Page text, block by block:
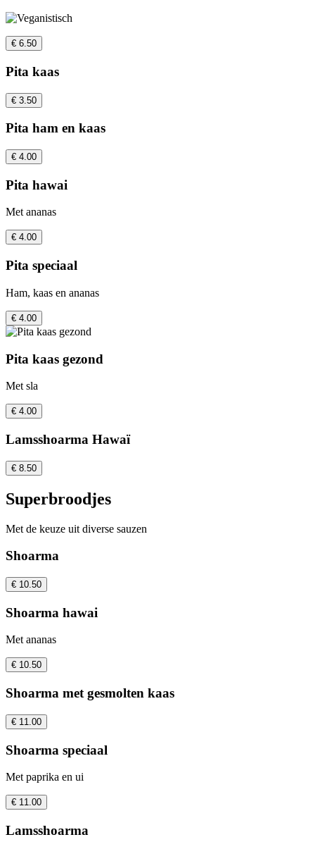
€ 6.50
Pita kaas
€ 3.50
Pita ham en kaas
€ 4.00
Pita hawai
Met ananas
€ 4.00
Pita speciaal
Ham, kaas en ananas
€ 4.00
Pita kaas gezond
Met sla
€ 4.00
Lamsshoarma Hawaï
€ 8.50
Superbroodjes
Met de keuze uit diverse sauzen
Shoarma
€ 10.50
Shoarma hawai
Met ananas
€ 10.50
Shoarma met gesmolten kaas
€ 11.00
Shoarma speciaal
Met paprika en ui
€ 11.00
Lamsshoarma